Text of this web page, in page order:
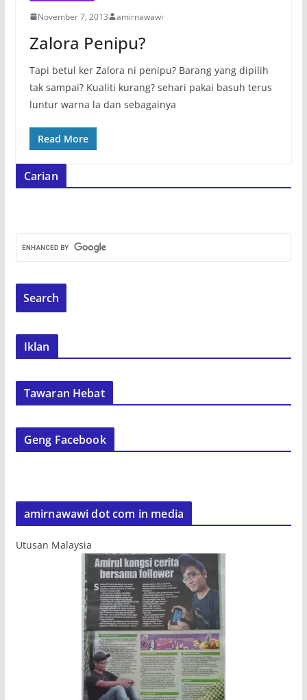
November 7, 2013 amirnawawi
Zalora Penipu?
Tapi betul ker Zalora ni penipu? Barang yang dipilih
tak sampai? Kualiti kurang? sehari pakai basuh terus
luntur warna la dan sebagainya
Read More
Carian
Iklan
Tawaran Hebat
Geng Facebook
amirnawawi dot com in media
Utusan Malaysia